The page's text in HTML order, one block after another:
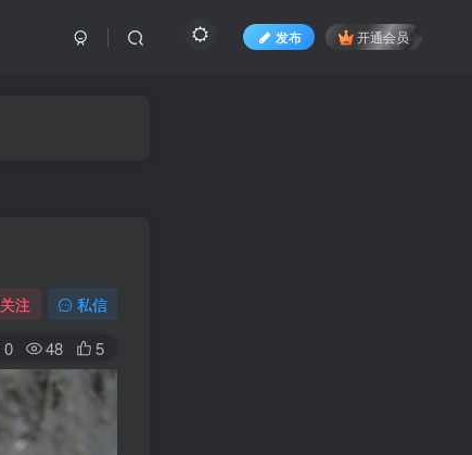
发布 开通会员
关注 私信
0 48 5